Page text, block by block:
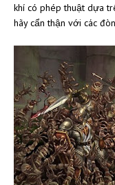
khí có phép thuật dựa
hãy cẩn thận với các